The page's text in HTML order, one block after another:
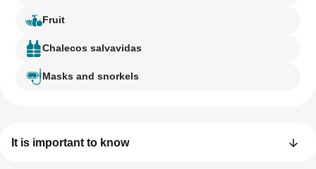
Fruit
Chalecos salvavidas
Masks and snorkels
It is important to know